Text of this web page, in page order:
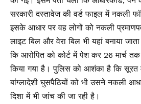
सरकारी दस्तावेज की वर्ड फाइल में नकली
इसके आधार पर वह लोगों को नकली
लाइट बिल और वेरा बिल भी यहां बनाया
कि आरोपित को कोर्ट में पेश कर 26 मार्च
किया गया है। पुलिस को आशंका है कि
बांग्लादेशी घुसपैठियों को भी उसने नकली
दिशा में भी जांच की जा रही है।